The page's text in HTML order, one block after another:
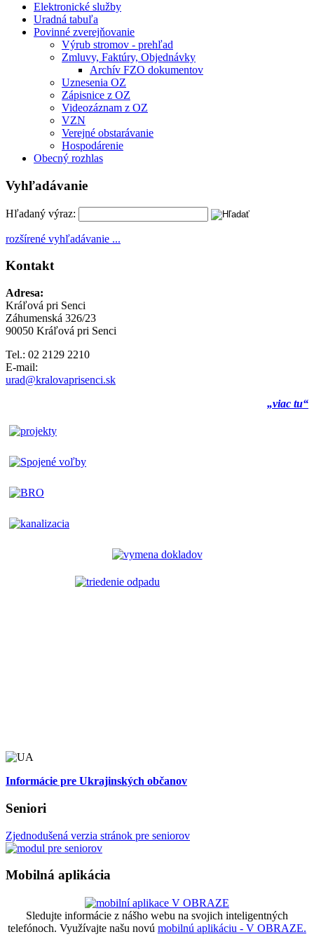
Elektronické služby
Uradná tabuľa
Povinné zverejňovanie
Výrub stromov - prehľad
Zmluvy, Faktúry, Objednávky
Archív FZO dokumentov
Uznesenia OZ
Zápisnice z OZ
Videozáznam z OZ
VZN
Verejné obstarávanie
Hospodárenie
Obecný rozhlas
Vyhľadávanie
Hľadaný výraz:
rozšírené vyhľadávanie ...
Kontakt
Adresa:
Kráľová pri Senci
Záhumenská 326/23
90050 Kráľová pri Senci
Tel.: 02 2129 2210
E-mail:
urad@kralovaprisenci.sk
„viac tu“
Informácie pre Ukrajinských občanov
Seniori
Zjednodušená verzia stránok pre seniorov
Mobilná aplikácia
Sledujte informácie z nášho webu na svojich inteligentných
telefónoch. Využívajte našu novú mobilnú aplikáciu - V OBRAZE.